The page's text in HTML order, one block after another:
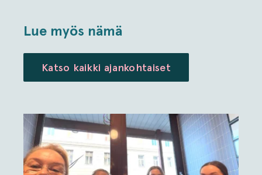
Lue myös nämä
Katso kaikki ajankohtaiset